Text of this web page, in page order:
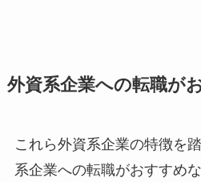
外資系企業への転職が
これら外資系企業の特徴を
系企業への転職がおすすめ